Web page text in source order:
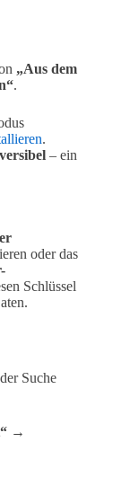
„Aus dem
.
.
– ein
oder das
Schlüssel
Suche
→